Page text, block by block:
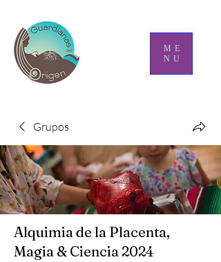
ME
NU
Grupos
Alquimia de la Placenta,
Magia & Ciencia 2024